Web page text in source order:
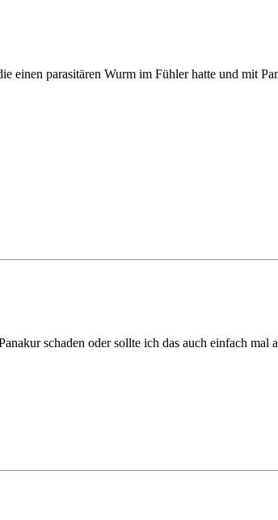
einen parasitären Wurm im Fühler hatte und mit
schaden oder sollte ich das auch einfach mal